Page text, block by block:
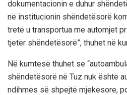
dokumentacionin e duhur
në institucionin shëndetësorë
tretë u transportua me automjet
tjetër shëndetësorë”, thuhet në
Në kumtesë thuhet se
shëndetësorë në Tuz nuk është
ndihmës së shpejtë mjekësore,